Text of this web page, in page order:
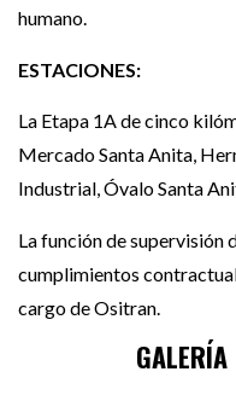
humano.
ESTACIONES:
La Etapa 1A de cinco
Mercado Santa Anita,
Industrial, Óvalo Santa
La función de supervisión
cumplimientos
cargo de Ositran.